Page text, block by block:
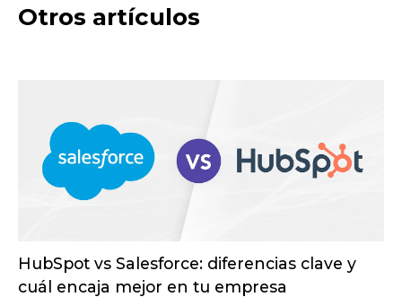
Otros artículos
Inbound vs outbound marketing: diferencias
estratégicas para captar mejores clientes